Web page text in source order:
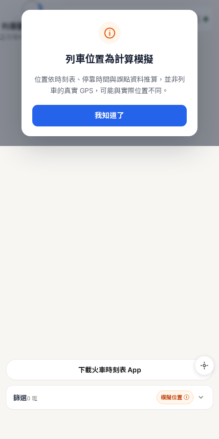
台鐵列車即時位置地圖
本頁顯示目前全台鐵運行中的列車位置，涵蓋自強、普悠瑪、
常用查詢：
、台中車站即時動態
台鐵即時動態
下載火車時刻表 App
篩選0 班 模擬位置 ⓘ
列車位置為計算模擬
位置依時刻表、停靠時間與誤點資料推算，並非列
車的真實 GPS，可能與實際位置不同。
我知道了
列車動態載入中…